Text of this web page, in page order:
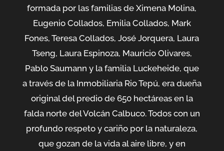
formada por las familias de Ximena Molina,
Eugenio Collados, Emilia Collados, Mark
Fones, Teresa Collados, José Jorquera, Laura
Tseng, Laura Espinoza, Mauricio Olivares,
Pablo Saumann y la familia Luckeheide, que
a través de la Inmobiliaria Rio Tepú, era dueña
original del predio de 650 hectáreas en la
falda norte del Volcán Calbuco. Todos con un
profundo respeto y cariño por la naturaleza,
que gozan de la vida al aire libre, y en